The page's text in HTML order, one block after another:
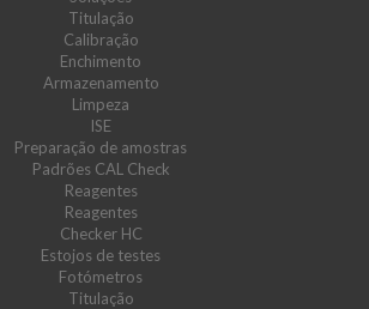
Titulação
Calibração
Enchimento
Armazenamento
Limpeza
ISE
Preparação de amostras
Padrões CAL Check
Reagentes
Reagentes
Checker HC
Estojos de testes
Fotómetros
Titulação